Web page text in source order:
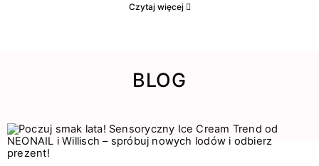
Czytaj więcej
BLOG